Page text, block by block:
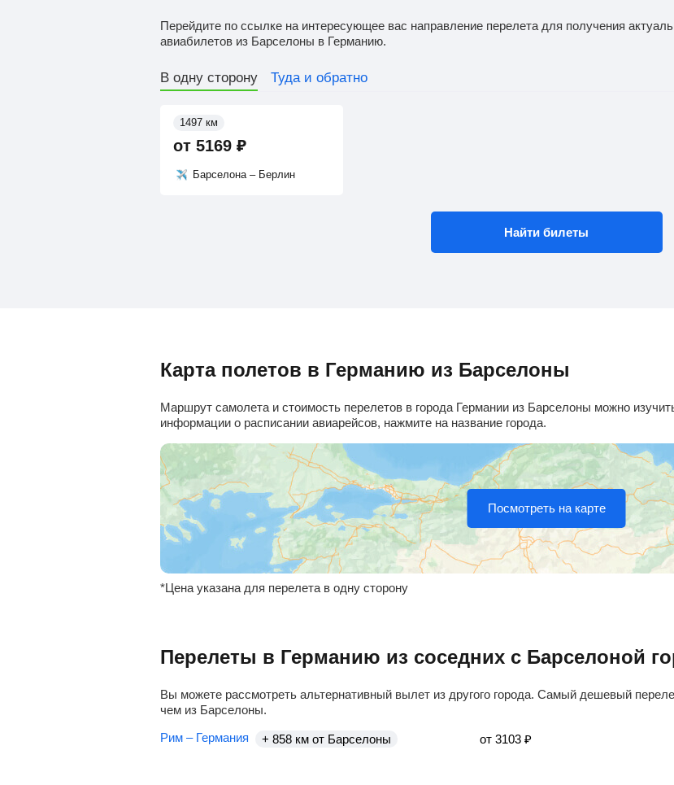
Перейдите по ссылке на интересующее вас направление перелета для получения
авиабилетов из Барселоны в Германию.
В одну сторону Туда и обратно
от 5169 ₽
Барселона – Берлин
1497 км
Найти билеты
Карта полетов в Германию из Барселоны
Маршрут самолета и стоимость перелетов в города Германии из Барселоны можно
информации о расписании авиарейсов, нажмите на название города.
Посмотреть на карте
*Цена указана для перелета в одну сторону
Перелеты в Германию из соседних с Барселоной
Вы можете рассмотреть альтернативный вылет из другого города. Самый дешевый
чем из Барселоны.
Рим – Германия
+ 858 км от Барселоны от 3103 ₽